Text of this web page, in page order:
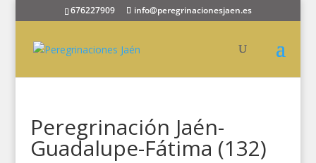
676227909 info@peregrinacionesjaen.es
Peregrinación Jaén-
Guadalupe-Fátima (132)